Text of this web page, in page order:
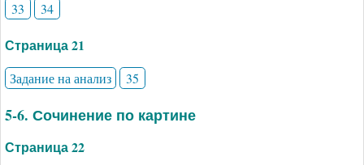
33 34
Страница 21
Задание на анализ 35
5-6. Сочинение по картине
Страница 22